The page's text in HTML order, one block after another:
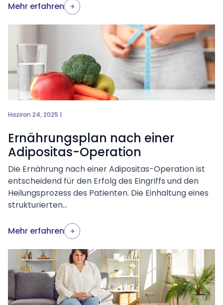
Mehr erfahren
Haziran 24, 2025 |
Ernährungsplan nach einer
Adipositas-Operation
Die Ernährung nach einer Adipositas-Operation ist
entscheidend für den Erfolg des Eingriffs und den
Heilungsprozess des Patienten. Die Einhaltung eines
strukturierten...
Mehr erfahren